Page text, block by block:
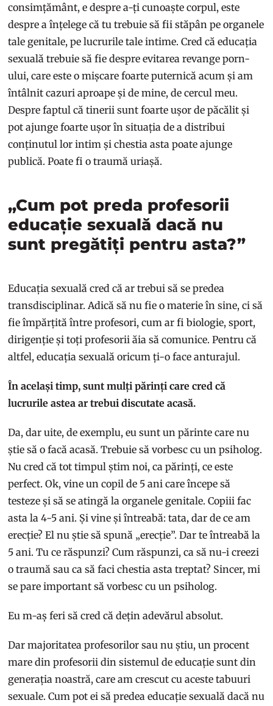
consimțământ, e despre a-ți cunoaște corpul, este
despre a înțelege că tu trebuie să fii stăpân pe organele
tale genitale, pe lucrurile tale intime. Cred că educația
sexuală trebuie să fie despre evitarea revange porn-
ului, care este o mișcare foarte puternică acum și am
întâlnit cazuri aproape și de mine, de cercul meu.
Despre faptul că tinerii sunt foarte ușor de păcălit și
pot ajunge foarte ușor în situația de a distribui
conținutul lor intim și chestia asta poate ajunge
publică. Poate fi o traumă uriașă.
„Cum pot preda profesorii
educație sexuală dacă nu
sunt pregătiți pentru asta?”
Educația sexuală cred că ar trebui să se predea
transdisciplinar. Adică să nu fie o materie în sine, ci să
fie împărțită între profesori, cum ar fi biologie, sport,
dirigenție și toți profesorii ăia să comunice. Pentru că
altfel, educația sexuală oricum ți-o face anturajul.
În același timp, sunt mulți părinți care cred că
lucrurile astea ar trebui discutate acasă.
Da, dar uite, de exemplu, eu sunt un părinte care nu
știe să o facă acasă. Trebuie să vorbesc cu un psiholog.
Nu cred că tot timpul știm noi, ca părinți, ce este
perfect. Ok, vine un copil de 5 ani care începe să
testeze și să se atingă la organele genitale. Copiii fac
asta la 4-5 ani. Și vine și întreabă: tata, dar de ce am
erecție? El nu știe să spună „erecție”. Dar te întreabă la
5 ani. Tu ce răspunzi? Cum răspunzi, ca să nu-i creezi
o traumă sau ca să faci chestia asta treptat? Sincer, mi
se pare important să vorbesc cu un psiholog.
Eu m-aș feri să cred că dețin adevărul absolut.
Dar majoritatea profesorilor sau nu știu, un procent
mare din profesorii din sistemul de educație sunt din
generația noastră, care am crescut cu aceste tabuuri
sexuale. Cum pot ei să predea educație sexuală dacă nu